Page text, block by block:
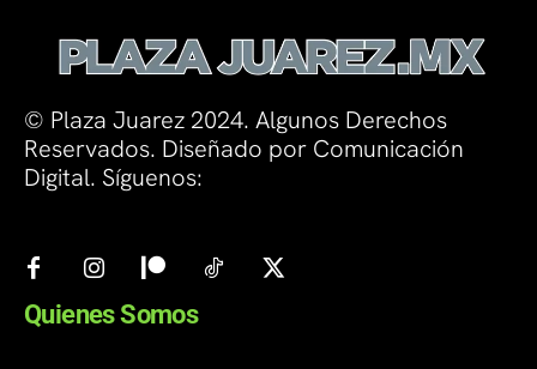
© Plaza Juarez 2024. Algunos Derechos
Reservados. Diseñado por Comunicación
Digital. Síguenos:
Quienes Somos